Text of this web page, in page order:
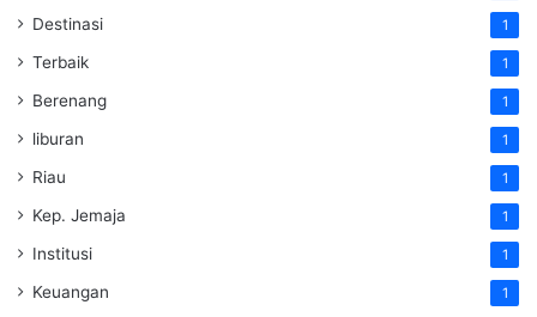
Destinasi 1
Terbaik 1
Berenang 1
liburan 1
Riau 1
Kep. Jemaja 1
Institusi 1
Keuangan 1